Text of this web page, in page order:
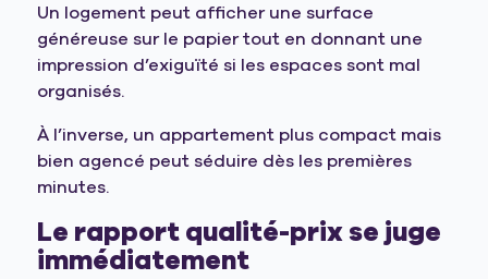
Un logement peut afficher une surface
généreuse sur le papier tout en donnant une
impression d’exiguïté si les espaces sont mal
organisés.
À l’inverse, un appartement plus compact mais
bien agencé peut séduire dès les premières
minutes.
Le rapport qualité-prix se juge
immédiatement